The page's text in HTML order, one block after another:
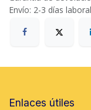
Envío: 2-3 días
Enlaces útiles